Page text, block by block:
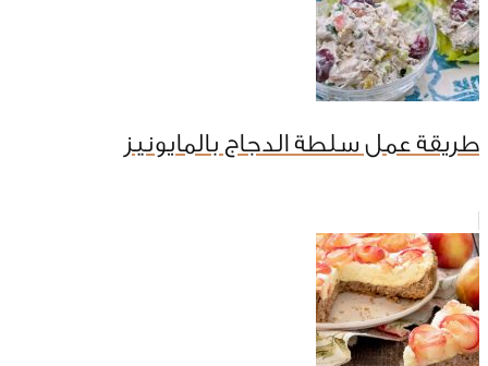
طريقة عمل سلطة الدجاج بالمايونيز